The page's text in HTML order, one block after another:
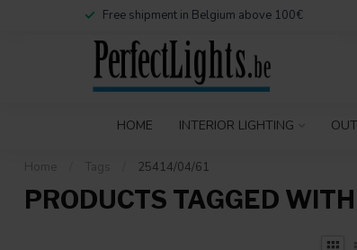
Free shipment in Belgium above 100€
HOME INTERIOR LIGHTING
Home Tags 25414/04/61
PRODUCTS TAGGED